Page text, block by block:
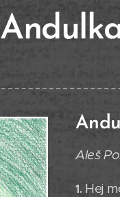
A
Aleš
1. Hej